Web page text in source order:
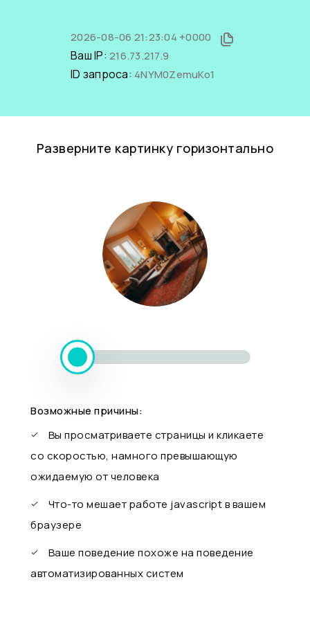
2026-08-06 21:23:04 +0000
Ваш IP: 216.73.217.9
ID запроса: 4NYM0ZemuKo1
Разверните картинку горизонтально
Возможные причины:
Вы просматриваете страницы и кликаете
со скоростью, намного превышающую
ожидаемую от человека
Что-то мешает работе javascript в вашем
браузере
Ваше поведение похоже на поведение
автоматизированных систем